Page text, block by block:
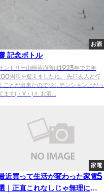
お酒
記念ボトル
ントリー山崎蒸溜所は1923年で去年
周年を迎えましたね。 先日友人と行
くことが出来たので少しテンション上がっ
ます(・∀・)♬ お酒...
家電
近買って生活が変わった家電5
｜正直これなしじゃ無理にな